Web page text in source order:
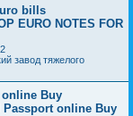
bills
EURO NOTES FOR
завод тяжелого
online Buy
online Buy